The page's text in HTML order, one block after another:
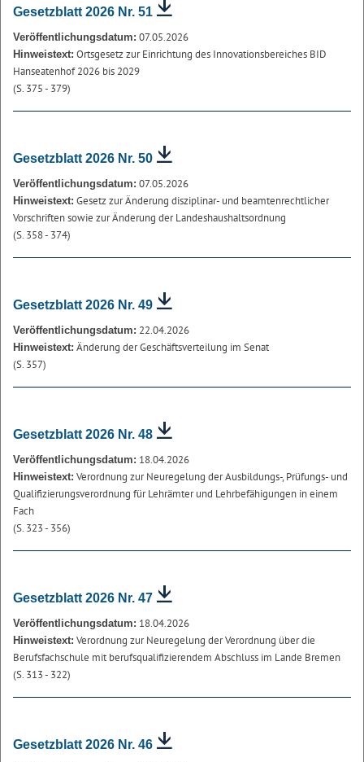
Gesetzblatt 2026 Nr. 51
Veröffentlichungsdatum: 07.05.2026
Hinweistext: Ortsgesetz zur Einrichtung des Innovationsbereiches BID
Hanseatenhof 2026 bis 2029
(S. 375 - 379)
Gesetzblatt 2026 Nr. 50
Veröffentlichungsdatum: 07.05.2026
Hinweistext: Gesetz zur Änderung disziplinar- und beamtenrechtlicher
Vorschriften sowie zur Änderung der Landeshaushaltsordnung
(S. 358 - 374)
Gesetzblatt 2026 Nr. 49
Veröffentlichungsdatum: 22.04.2026
Hinweistext: Änderung der Geschäftsverteilung im Senat
(S. 357)
Gesetzblatt 2026 Nr. 48
Veröffentlichungsdatum: 18.04.2026
Hinweistext: Verordnung zur Neuregelung der Ausbildungs-, Prüfungs- und
Qualifizierungsverordnung für Lehrämter und Lehrbefähigungen in einem
Fach
(S. 323 - 356)
Gesetzblatt 2026 Nr. 47
Veröffentlichungsdatum: 18.04.2026
Hinweistext: Verordnung zur Neuregelung der Verordnung über die
Berufsfachschule mit berufsqualifizierendem Abschluss im Lande Bremen
(S. 313 - 322)
Gesetzblatt 2026 Nr. 46